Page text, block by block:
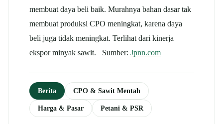
membuat daya beli baik. Murahnya bahan dasar tak
membuat produksi CPO meningkat, karena daya
beli juga tidak meningkat. Terlihat dari kinerja
ekspor minyak sawit. Sumber: Jpnn.com
Berita CPO & Sawit Mentah
Harga & Pasar Petani & PSR